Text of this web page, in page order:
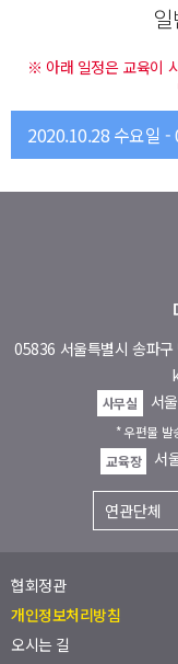
※ 아래 일정은 교육이
2020.10.28 수요일 -
05836 서울특별시 송파
사무실 서
* 우편물 발
교육장
서
협회정관
개인정보처리방침
오시는 길